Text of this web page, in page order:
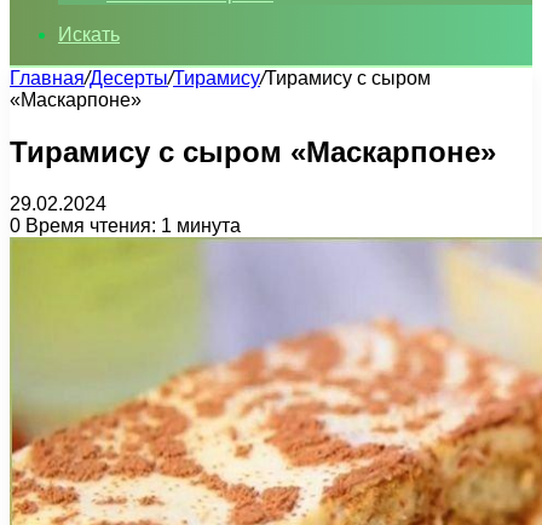
Искать
Главная/Десерты/Тирамису/Тирамису с сыром
«Маскарпоне»
Тирамису с сыром «Маскарпоне»
29.02.2024
0 Время чтения: 1 минута